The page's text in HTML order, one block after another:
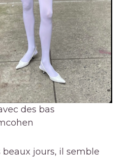
des bas
beaux jours, il semble